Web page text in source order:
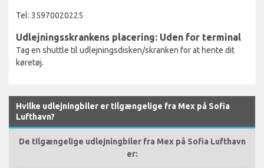
Tel: 35970020225
Udlejningsskrankens placering: Uden for terminal
Tag en shuttle til udlejningsdisken/skranken for at hente dit
køretøj.
Hvilke udlejningbiler er tilgængelige fra Mex på Sofia
Lufthavn?
De tilgængelige udlejningbiler fra Mex på Sofia Lufthavn
er: